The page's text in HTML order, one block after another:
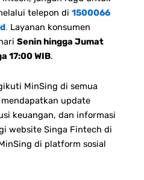
telepon di 1500066
. Layanan konsumen
Senin hingga Jumat
17:00 WIB.
MinSing di semua
update
keuangan, dan informasi
website Singa Fintech di
di platform sosial